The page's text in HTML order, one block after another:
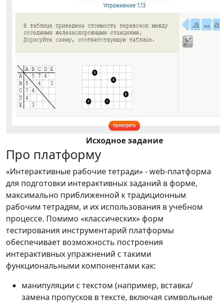
Исходное задание
Про платформу
«Интерактивные рабочие тетради» - web-платформа
для подготовки интерактивных заданий в форме,
максимально приближенной к традиционным
рабочим тетрадям, и их использования в учебном
процессе. Помимо «классических» форм
тестирования инструментарий платформы
обеспечивает возможность построения
интерактивных упражнений с такими
функциональными компонентами как:
манипуляции с текстом (например, вставка/
замена пропусков в тексте, включая символьные